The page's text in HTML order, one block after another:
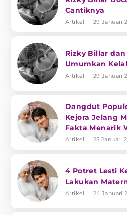
Cantiknya
Artikel 29 Januari
Rizky Billar dan
Umumkan
Artikel 29 Januari
Dangdut
Kejora Jelang
Fakta Menarik
Artikel 25 Januari
4 Potret Lesti
Lakukan
Artikel 24 Januari